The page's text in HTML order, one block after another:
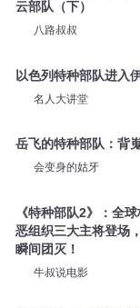
云部队（下）
八路叔叔
以色列特种部队进入
名人大讲堂
岳飞的特种部队：背
会变身的姑牙
《特种部队2》：全
恶组织三大主将登场
瞬间团灭！
牛叔说电影